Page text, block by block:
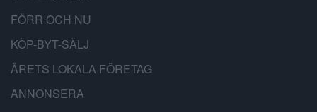
FÖRR OCH NU
KÖP-BYT-SÄLJ
ÅRETS LOKALA FÖRETAG
ANNONSERA